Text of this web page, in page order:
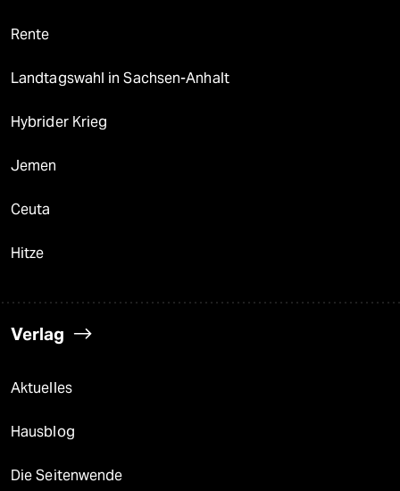
Rente
Landtagswahl in Sachsen-Anhalt
Hybrider Krieg
Jemen
Ceuta
Hitze
Verlag
Aktuelles
Hausblog
Die Seitenwende